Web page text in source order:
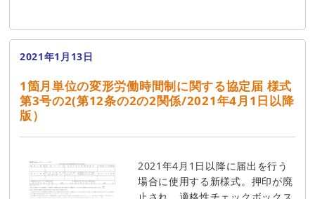
2021年1月13日
1箇月単位の変形労働時間制に関する協定届 様式
第3号の2(第12条の2の2関係/2021年4月1日以降
版）
2021年4月1日以降に届出を行う
場合に使用する新様式。押印が廃